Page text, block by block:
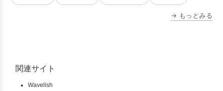
→ もっとみる
関連サイト
Wavelish